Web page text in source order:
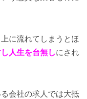
に流れてしまうとほ
人生を台無しにされ
会社の求人では大抵